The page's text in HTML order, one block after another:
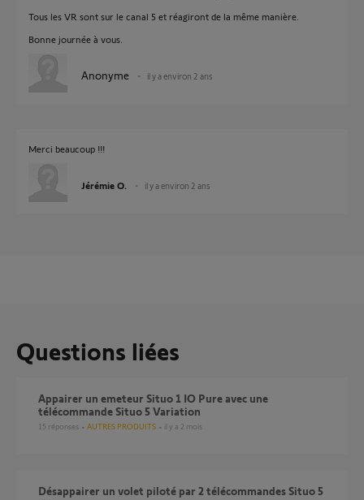
Tous les VR sont sur le canal 5 et réagiront de la même manière.
Bonne journée à vous.
Anonyme il y a environ 2 ans
Merci beaucoup !!!
Jérémie O. il y a environ 2 ans
Questions liées
Appairer un emeteur Situo 1 IO Pure avec une
télécommande Situo 5 Variation
15 réponses AUTRES PRODUITS il y a 2 mois
Désappairer un volet piloté par 2 télécommandes Situo 5